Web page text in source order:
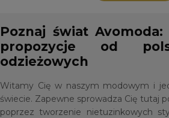
Poznaj świat
propozycje od
odzieżowych
Witamy Cię w naszym modowym i
świecie. Zapewne sprowadza Cię tutaj
poprzez tworzenie nietuzinkowych